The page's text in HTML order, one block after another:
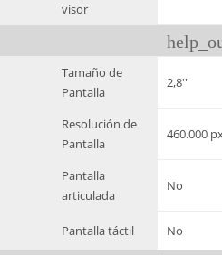
visor
Tamaño de
Pantalla
2,8''
Resolución de
Pantalla
460.000
Pantalla
articulada
No
Pantalla táctil No